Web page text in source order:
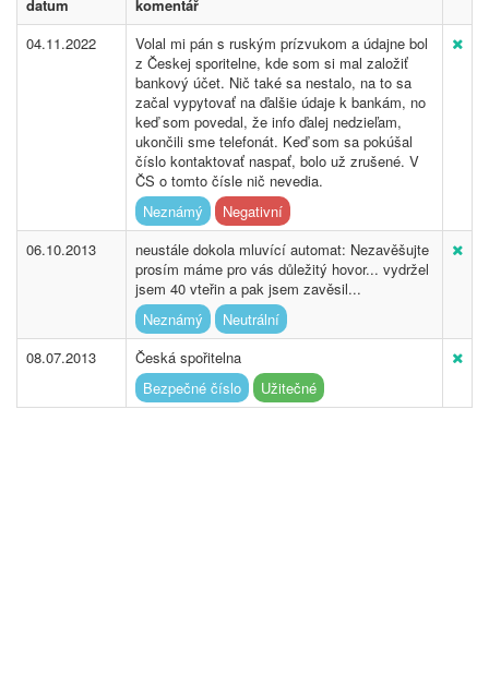
datum
komentář
04.11.2022
Volal mi pán s ruským prízvukom a údajne bol
z Českej sporitelne, kde som si mal založiť
bankový účet. Nič také sa nestalo, na to sa
začal vypytovať na ďalšie údaje k bankám, no
keď som povedal, že info ďalej nedzieľam,
ukončili sme telefonát. Keď som sa pokúšal
číslo kontaktovať naspať, bolo už zrušené. V
ČS o tomto čísle nič nevedia.
Neznámý
Negativní
06.10.2013
neustále dokola mluvící automat: Nezavěšujte
prosím máme pro vás důležitý hovor... vydržel
jsem 40 vteřin a pak jsem zavěsil...
Neznámý
Neutrální
08.07.2013
Česká spořitelna
Bezpečné číslo
Užitečné